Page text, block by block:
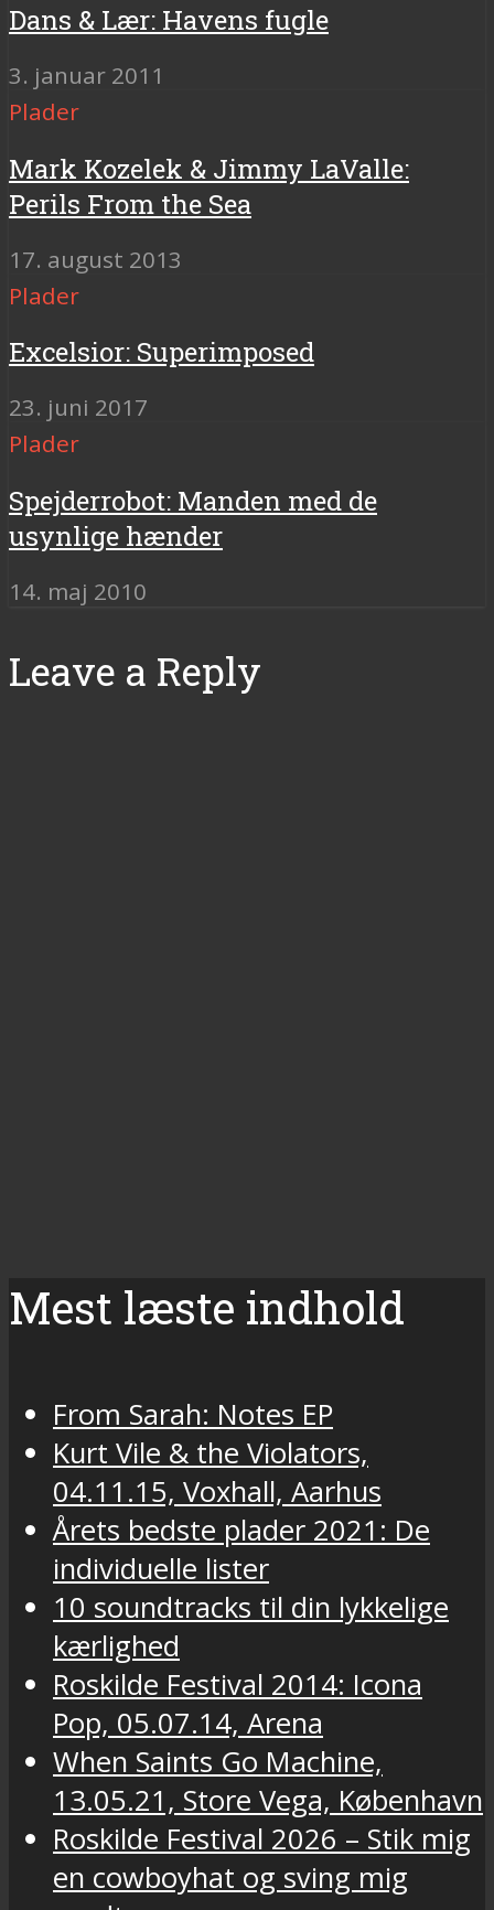
Dans & Lær: Havens fugle
3. januar 2011
Plader
Mark Kozelek & Jimmy LaValle:
Perils From the Sea
17. august 2013
Plader
Excelsior: Superimposed
23. juni 2017
Plader
Spejderrobot: Manden med de
usynlige hænder
14. maj 2010
Leave a Reply
Mest læste indhold
From Sarah: Notes EP
Kurt Vile & the Violators,
04.11.15, Voxhall, Aarhus
Årets bedste plader 2021: De
individuelle lister
10 soundtracks til din lykkelige
kærlighed
Roskilde Festival 2014: Icona
Pop, 05.07.14, Arena
When Saints Go Machine,
13.05.21, Store Vega, København
Roskilde Festival 2026 – Stik mig
en cowboyhat og sving mig